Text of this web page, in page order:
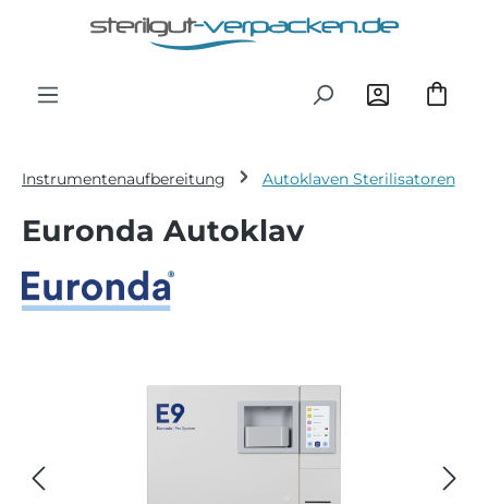
Zum Hauptinhalt springen
Instrumentenaufbereitung Autoklaven Sterilisatoren
Euronda Autoklav